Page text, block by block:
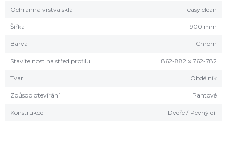
Ochranná vrstva skla easy clean
Šířka 900 mm
Barva Chrom
Stavitelnost na střed profilu 862-882 x 762-782
Tvar Obdélník
Způsob otevírání Pantové
Konstrukce Dveře / Pevný díl